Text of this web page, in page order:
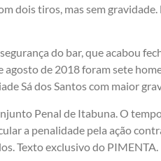
dois tiros, mas sem
do bar, que acabou
de 2018 foram sete
Sá dos Santos com maior
Penal de Itabuna. O
a penalidade pela ação
Texto exclusivo do PIMENTA.